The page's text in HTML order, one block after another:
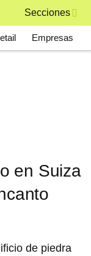
Secciones
Empresas
en Suiza
de piedra